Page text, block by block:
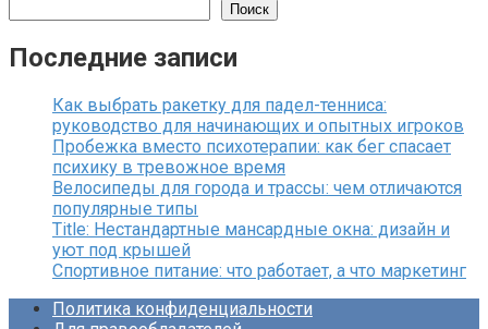
Поиск
Последние записи
Как выбрать ракетку для падел-тенниса:
руководство для начинающих и опытных игроков
Пробежка вместо психотерапии: как бег спасает
психику в тревожное время
Велосипеды для города и трассы: чем отличаются
популярные типы
Title: Нестандартные мансардные окна: дизайн и
уют под крышей
Спортивное питание: что работает, а что маркетинг
Политика конфиденциальности